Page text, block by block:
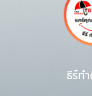
ธีร์ทำดี